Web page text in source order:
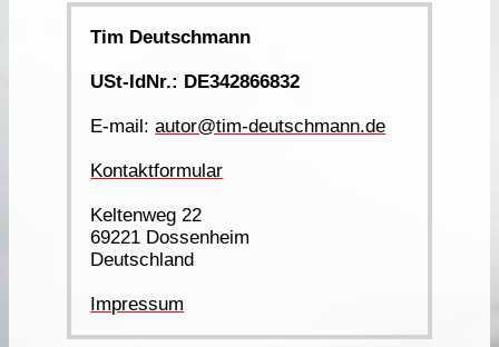
Tim Deutschmann
USt-IdNr.: DE342866832
E-mail:autor@tim-deutschmann.de
Kontaktformular
Keltenweg 22
69221 Dossenheim
Deutschland
Impressum